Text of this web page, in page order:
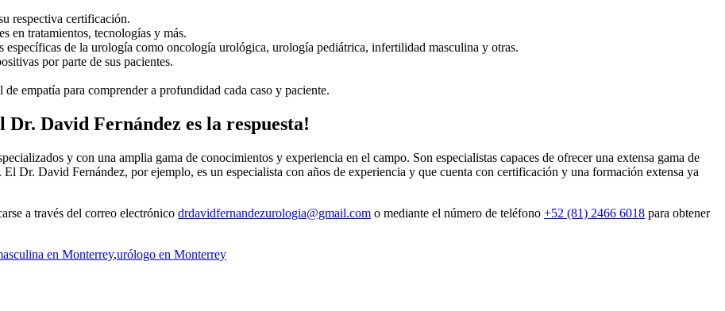
respectiva certificación.
en tratamientos, tecnologías y más.
específicas de la urología como oncología urológica, urología pediátrica, infertilidad masculina y otras.
por parte de sus pacientes.
empatía para comprender a profundidad cada caso y paciente.
David Fernández es la respuesta!
y con una amplia gama de conocimientos y experiencia en el campo. Son especialistas capaces de ofrecer una extensa gama de
Dr. David Fernández, por ejemplo, es un especialista con años de experiencia y que cuenta con certificación y una formación extensa ya
a través del correo electrónico drdavidfernandezurologia@gmail.com o mediante el número de teléfono +52 (81) 2466 6018 para obtener
en Monterrey,urólogo en Monterrey